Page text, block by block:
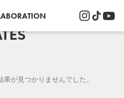
が見つかりませんでした。